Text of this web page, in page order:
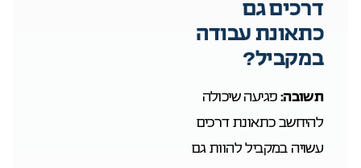
דרכים גם
כתאונת עבודה
במקביל?
תשובה:פגיעה שיכולה
להיחשב כתאונת דרכים
עשויה במקביל להוות גם